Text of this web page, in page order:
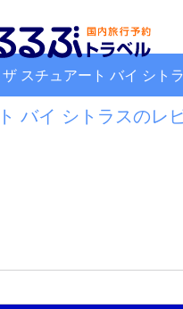
スチュアート バイ シト
バイ シトラスのレ